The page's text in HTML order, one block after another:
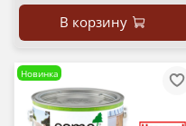
В корзину
Новинка